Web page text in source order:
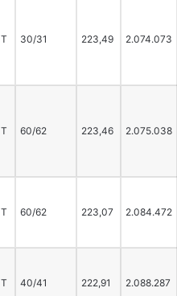
30/31 223,49 2.074.073
60/62 223,46 2.075.038
60/62 223,07 2.084.472
40/41 222,91 2.088.287